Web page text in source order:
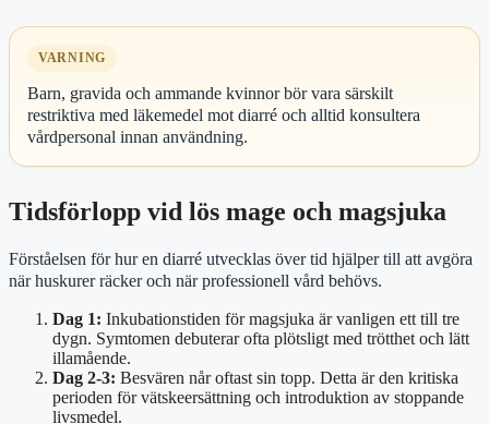
VARNING
Barn, gravida och ammande kvinnor bör vara särskilt
restriktiva med läkemedel mot diarré och alltid konsultera
vårdpersonal innan användning.
Tidsförlopp vid lös mage och magsjuka
Förståelsen för hur en diarré utvecklas över tid hjälper till att avgöra
när huskurer räcker och när professionell vård behövs.
Dag 1: Inkubationstiden för magsjuka är vanligen ett till tre
dygn. Symtomen debuterar ofta plötsligt med trötthet och lätt
illamående.
Dag 2-3: Besvären når oftast sin topp. Detta är den kritiska
perioden för vätskeersättning och introduktion av stoppande
livsmedel.